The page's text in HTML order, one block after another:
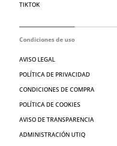
TIKTOK
Condiciones de uso
AVISO LEGAL
POLÍTICA DE PRIVACIDAD
CONDICIONES DE COMPRA
POLÍTICA DE COOKIES
AVISO DE TRANSPARENCIA
ADMINISTRACIÓN UTIQ